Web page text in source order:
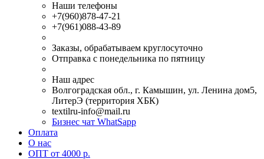
Наши телефоны
+7(960)878-47-21
+7(961)088-43-89
Заказы, обрабатываем круглосуточно
Отправка с понедельника по пятницу
Наш адрес
Волгоградская обл., г. Камышин, ул. Ленина дом5,
ЛитерЭ (территория ХБК)
textilru-info@mail.ru
Бизнес чат WhatSapp
Оплата
О нас
ОПТ от 4000 р.